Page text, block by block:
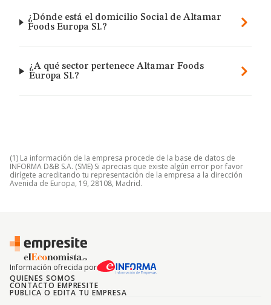
¿Dónde está el domicilio Social de Altamar
Foods Europa Sl.?
¿A qué sector pertenece Altamar Foods
Europa Sl.?
(1) La información de la empresa procede de la base de datos de
INFORMA D&B S.A. (SME) Si aprecias que existe algún error por favor
dirígete acreditando tu representación de la empresa a la dirección
Avenida de Europa, 19, 28108, Madrid.
Información ofrecida por
QUIENES SOMOS
CONTACTO EMPRESITE
PUBLICA O EDITA TU EMPRESA